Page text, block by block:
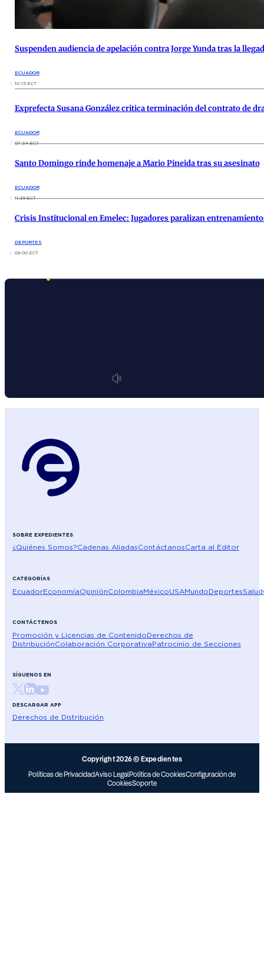
Suspenden audiencia de apelación contra Jorge Yunda tras la
ECUADOR
10:15 ECT
Exprefecta Susana González critica terminación del contrato de
ECUADOR
07:34 ECT
Santo Domingo rinde homenaje a Mario Pineida tras su asesinato
ECUADOR
11:39 ECT
Crisis Institucional en Emelec: Jugadores paralizan
DEPORTES
09:00 ECT
SOBRE EXPEDIENTES
¿Quiénes Somos?Cadenas AliadasContáctanosCarta al Editor
CATEGORÍAS
EcuadorEconomíaOpiniónColombiaMéxicoUSAMundoDeportesSalud
CONTÁCTENOS
Promoción y Licencias de ContenidoDerechos de
DistribuciónColaboración CorporativaPatrocinio de Secciones
SÍGUENOS EN
DESCARGAR APP
Derechos de Distribución
Copyright 2026 © Expedientes
Políticas de PrivacidadAviso LegalPolítica de CookiesConfiguración de
CookiesSoporte